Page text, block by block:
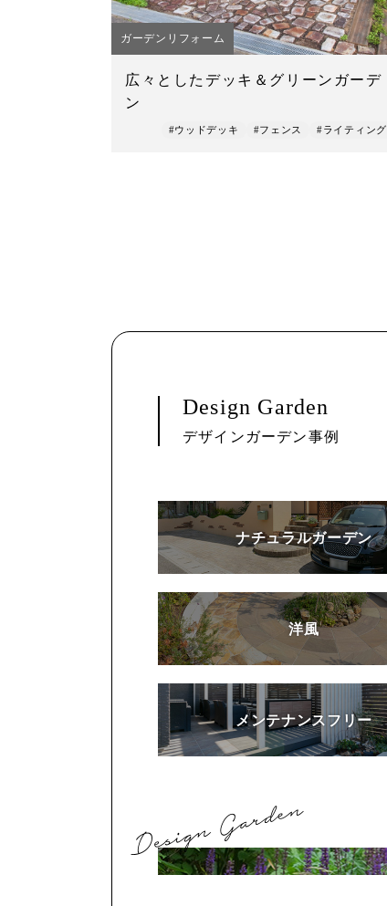
ガーデンリフォーム
広々としたデッキ＆グリーンガーデ
ン
#ウッドデッキ #フェンス #ライティング
Design Garden
デザインガーデン事例
ナチュラルガーデン
洋風
メンテナンスフリー